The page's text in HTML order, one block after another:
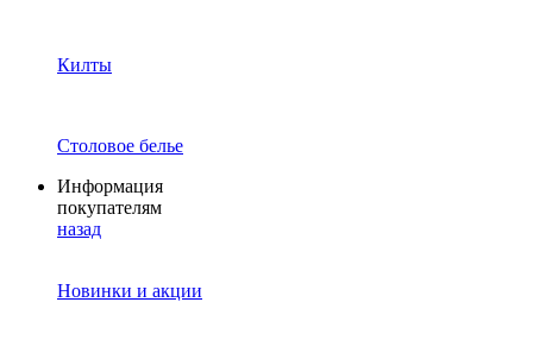
Килты
Столовое белье
Информация
покупателям
назад
Новинки и акции